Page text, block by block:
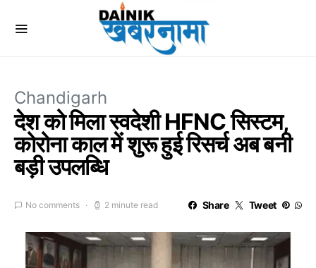
Chandigarh
देश को मिला स्वदेशी HFNC सिस्टम,
कोरोना काल में शुरू हुई रिसर्च अब बनी
बड़ी उपलब्धि
No comments 2 minute read Share Tweet